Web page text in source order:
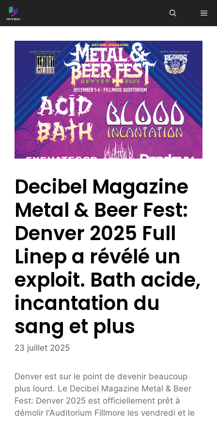
Aller
au
Decibel Magazine
Metal & Beer Fest:
Denver 2025 Full
Linep a révélé un
exploit. Bath acide,
incantation du
sang et plus
23 juillet 2025
Denver est sur le point de devenir beaucoup
plus lourd. Le Decibel Magazine Metal & Beer
Fest: Denver 2025 est officiellement prêt à
démolir l'Auditorium Fillmore les vendredi et le